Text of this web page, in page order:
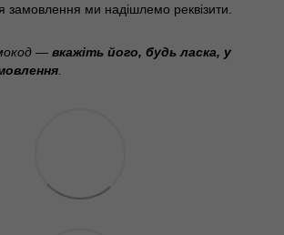
ми надішлемо реквізити.
— вкажіть його, будь ласка, у